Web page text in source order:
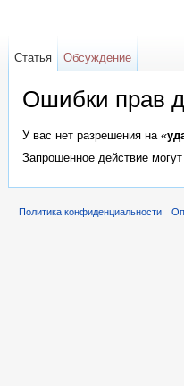
Ошибки прав
У вас нет разрешения на «
Запрошенное действие
Статья Обсуждение
Политика конфиденциальности